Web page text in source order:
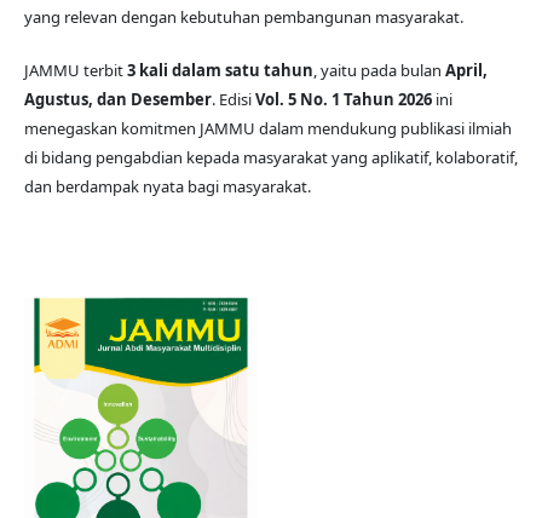
yang relevan dengan kebutuhan pembangunan masyarakat.
JAMMU terbit3 kali dalam satu tahun, yaitu pada bulan April,
Agustus, dan Desember. EdisiVol. 5 No. 1 Tahun 2026ini
menegaskan komitmen JAMMU dalam mendukung publikasi ilmiah
di bidang pengabdian kepada masyarakat yang aplikatif, kolaboratif,
dan berdampak nyata bagi masyarakat.